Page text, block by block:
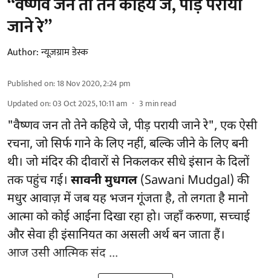
जाने रे”
Author:न्यूज़ग्राम डेस्क
Published on:18 Nov 2020, 2:24 pm
Updated on:03 Oct 2025, 10:11 am 3 min read
"वैष्णव जन तो तेने कहिये जे, पीड़ परायी जाने रे", एक ऐसी
रचना, जो सिर्फ गाने के लिए नहीं, बल्कि जीने के लिए बनी
थी। जो मंदिर की दीवारों से निकलकर सीधे इंसान के दिलों
तक पहुंच गई। सावनी मुधगल (Sawani Mudgal) की
मधुर आवाज़ में जब यह भजन गूंजता है, तो लगता है मानो
आत्मा को कोई आईना दिखा रहा हो। जहाँ करुणा, सच्चाई
और सेवा ही इंसानियत का असली अर्थ बन जाता हैं।
आज उसी आत्मिक संद ...